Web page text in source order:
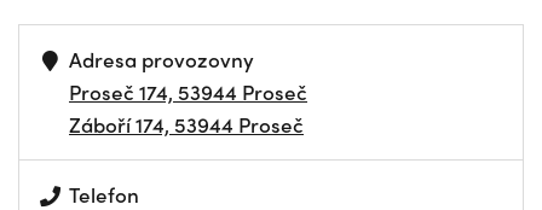
Adresa provozovny
Proseč 174, 53944 Proseč
Záboří 174, 53944 Proseč
Telefon